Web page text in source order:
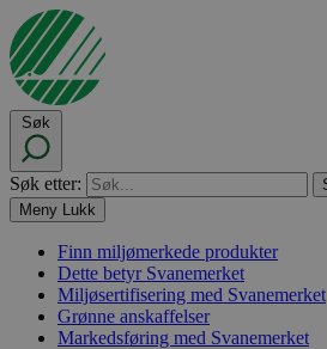
Søk
Søk etter:
Meny Lukk
Finn miljømerkede produkter
Dette betyr Svanemerket
Miljøsertifisering med Svanemerket
Grønne anskaffelser
Markedsføring med Svanemerket